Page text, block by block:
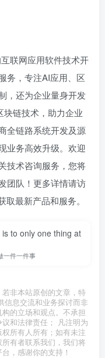
联网应用软件技术开
务，专注AI应用、区
，还为企业量身开发
块链技术，助力企业
全链路系统开发及源
业务高效升级。欢迎
技术咨询服务，您将
团队！更多详情请访
最新产品和服务。
to only one thing at
一件一件事
非本站原创的文章，特
信息交流和业务探讨而非
的立场和观点。不承担
和法律责任； 凡注明为
所有人所有；如有未注
有者联系我们，我们将
，感谢你的支持！